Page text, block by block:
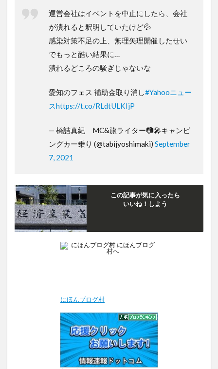
運営会社はイベントを中止にしたら、会社
が潰れると釈明していたけど💦
感染対策不足の上、無理矢理開催したせい
でもっと酷い結果に…
潰れるどころの騒ぎじゃないな
愛知のフェス 補助金取り消し#Yahooニュー
スhttps://t.co/RLdtULKIjP
— 橋詰真紀 MC&旅ライター📷🎤キャンピ
ングカー乗り (@tabijyoshimaki) September
7, 2021
この記事が気に入ったら
いいね！しよう
にほんブログ村